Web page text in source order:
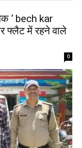
‘ bech kar
फ्लैट में रहने वाले
0